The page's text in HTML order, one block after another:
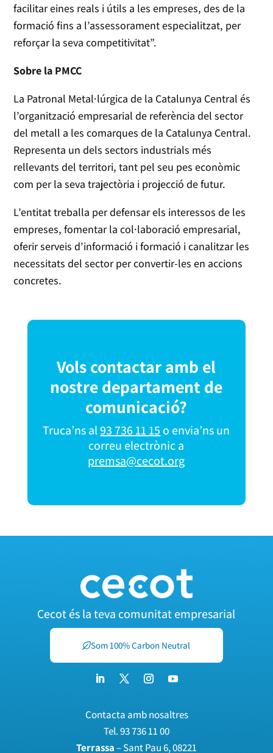
facilitar eines reals i útils a les empreses, des de la
formació fins a l’assessorament especialitzat, per
reforçar la seva competitivitat”.
Sobre la PMCC
La Patronal Metal·lúrgica de la Catalunya Central és
l’organització empresarial de referència del sector
del metall a les comarques de la Catalunya Central.
Representa un dels sectors industrials més
rellevants del territori, tant pel seu pes econòmic
com per la seva trajectòria i projecció de futur.
L’entitat treballa per defensar els interessos de les
empreses, fomentar la col·laboració empresarial,
oferir serveis d’informació i formació i canalitzar les
necessitats del sector per convertir-les en accions
concretes.
Vols contactar amb el
nostre departament de
comunicació?
Truca’ns al93 736 11 15 o envia’ns un
correu electrònic a
premsa@cecot.org
Cecot és la teva comunitat empresarial
Som 100% Carbon Neutral
Contacta amb nosaltres
Tel.93 736 11 00
Terrassa– Sant Pau 6, 08221